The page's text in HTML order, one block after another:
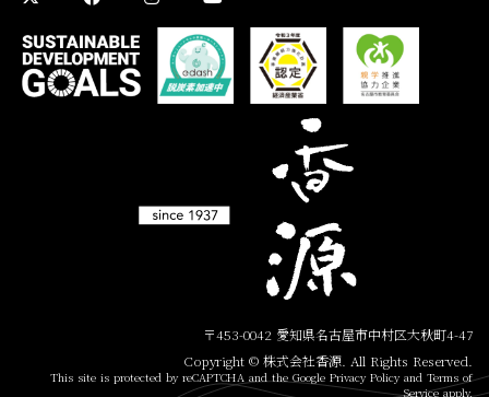
〒453-0042 愛知県名古屋市中村区大秋町4-47
Copyright © 株式会社香源. All Rights Reserved.
This site is protected by reCAPTCHA and the Google Privacy Policy and Terms of
Service apply.